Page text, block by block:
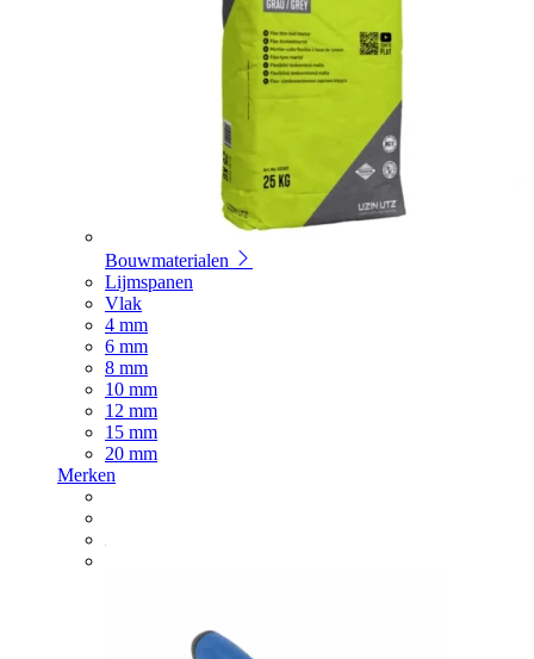
Bouwmaterialen
Lijmspanen
Vlak
4 mm
6 mm
8 mm
10 mm
12 mm
15 mm
20 mm
Merken